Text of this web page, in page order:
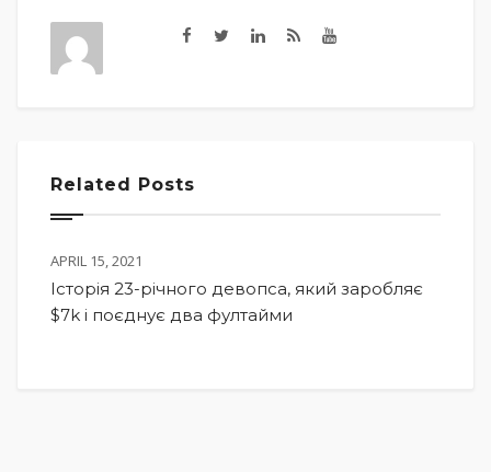
Related Posts
APRIL 15, 2021
Історія 23-річного девопса, який заробляє
$7k і поєднує два фултайми